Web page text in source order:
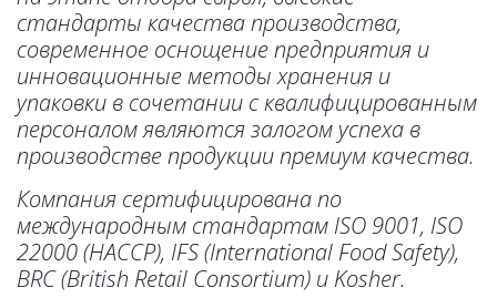
стандарты качества производства,
современное оснощение предприятия и
инновационные методы хранения и
упаковки в сочетании с квалифицированным
персоналом являются залогом успеха в
производстве продукции премиум качества.
Компания сертифицирована по
международным стандартам ISO 9001, ISO
22000 (HACCP), IFS (International Food Safety),
BRC (British Retail Consortium) и Kosher.